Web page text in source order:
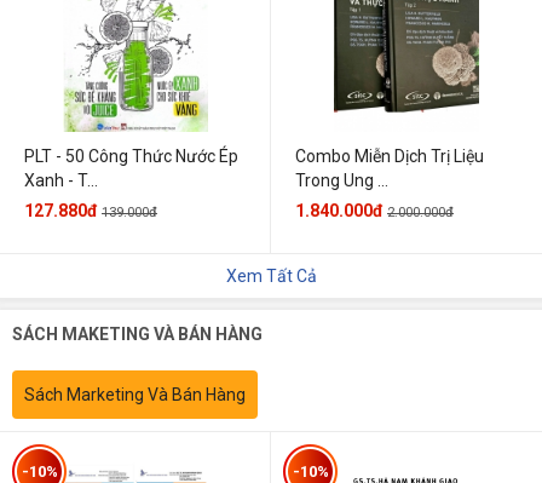
PLT - 50 Công Thức Nước Ép
Xanh - T...
127.880đ 139.000đ
Combo Miễn Dịch Trị Liệu
Trong Ung ...
1.840.000đ 2.000.000đ
Xem Tất Cả
SÁCH MAKETING VÀ BÁN HÀNG
Sách Marketing Và Bán Hàng
-10% -10%